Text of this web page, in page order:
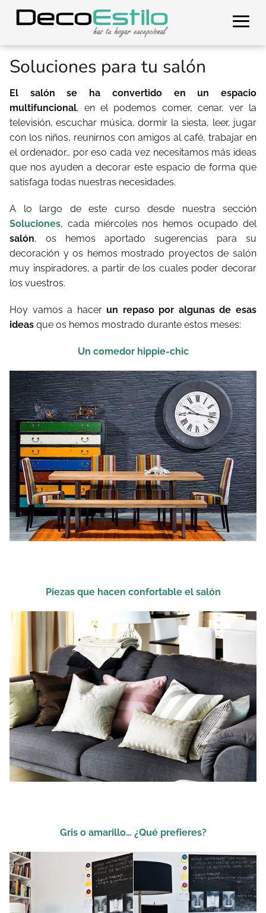
Soluciones para tu salón
El salón se ha convertido en un espacio
multifuncional, en el podemos comer, cenar, ver la
televisión, escuchar música, dormir la siesta, leer, jugar
con los niños, reunirnos con amigos al café, trabajar en
el ordenador… por eso cada vez necesitamos más ideas
que nos ayuden a decorar este espacio de forma que
satisfaga todas nuestras necesidades.
A lo largo de este curso desde nuestra sección
Soluciones, cada miércoles nos hemos ocupado del
salón, os hemos aportado sugerencias para su
decoración y os hemos mostrado proyectos de salón
muy inspiradores, a partir de los cuales poder decorar
los vuestros.
Hoy vamos a hacerun repaso por algunas de esas
ideas que os hemos mostrado durante estos meses:
Un comedor hippie-chic
Piezas que hacen confortable el salón
Gris o amarillo… ¿Qué prefieres?